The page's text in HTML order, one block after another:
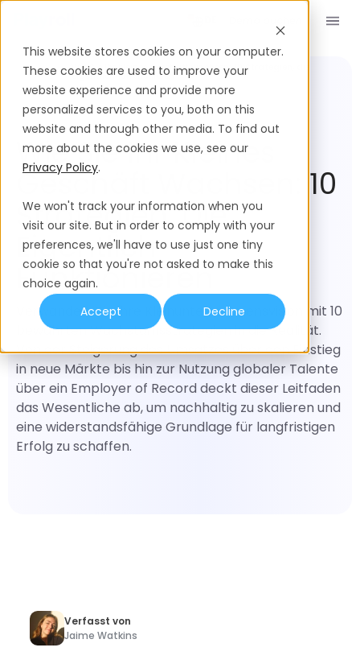
This website stores cookies on your computer.
These cookies are used to improve your
website experience and provide more
personalized services to you, both on this
website and through other media. To find out
more about the cookies we use, see our
Privacy Policy.
We won't track your information when you
visit our site. But in order to comply with your
preferences, we'll have to use just one tiny
cookie so that you're not asked to make this
choice again.
Accept
Decline
RH
mondiales
Wie Sie Ihr kleines Geschäft wachsen: 10 Strategien, die
eigentlich funktionieren
Wie Sie Ihr Kleines
Geschäft Wachsen: 10
Strategien, Die
Eigentlich
Funktionieren
Verwandeln Sie Ihre Kleinunternehmensvision mit 10
bewährten Wachstumsstrategien in die Realität.
Von der Steigerung des Umsatzes über den Einstieg
in neue Märkte bis hin zur Nutzung globaler Talente
über ein Employer of Record deckt dieser Leitfaden
das Wesentliche ab, um nachhaltig zu skalieren und
eine widerstandsfähige Grundlage für langfristigen
Erfolg zu schaffen.
Verfasst von
Jaime Watkins